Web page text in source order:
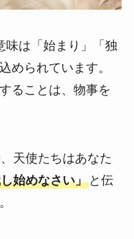
味は「始まり」「独
められています。
ることは、物事を
天使たちはあなた
始めなさい」と伝